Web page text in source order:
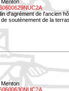
d'agrément de l'ancien
soutènement de la